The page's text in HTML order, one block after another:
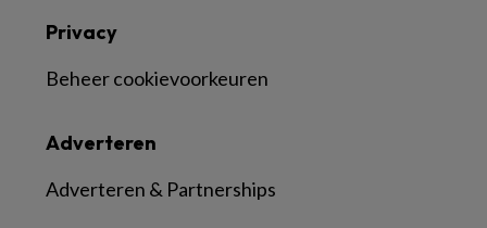
Adverteren
Adverteren & Partnerships
Privacy
Beheer cookievoorkeuren